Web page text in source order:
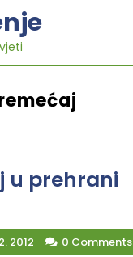
u prehrani
2012 0 Comments